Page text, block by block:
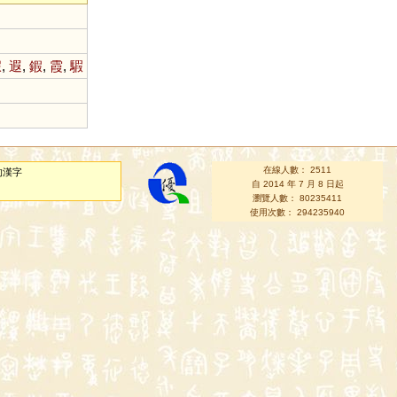
,遐,鍜, 霞,騢
漢字
在線人數： 2511
自 2014 年 7 月 8 日起
瀏覽人數： 80235411
使用次數： 294235940